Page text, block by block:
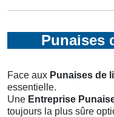
Punaises
Face aux Punaises de
essentielle.
Une Entreprise
toujours la plus sûre